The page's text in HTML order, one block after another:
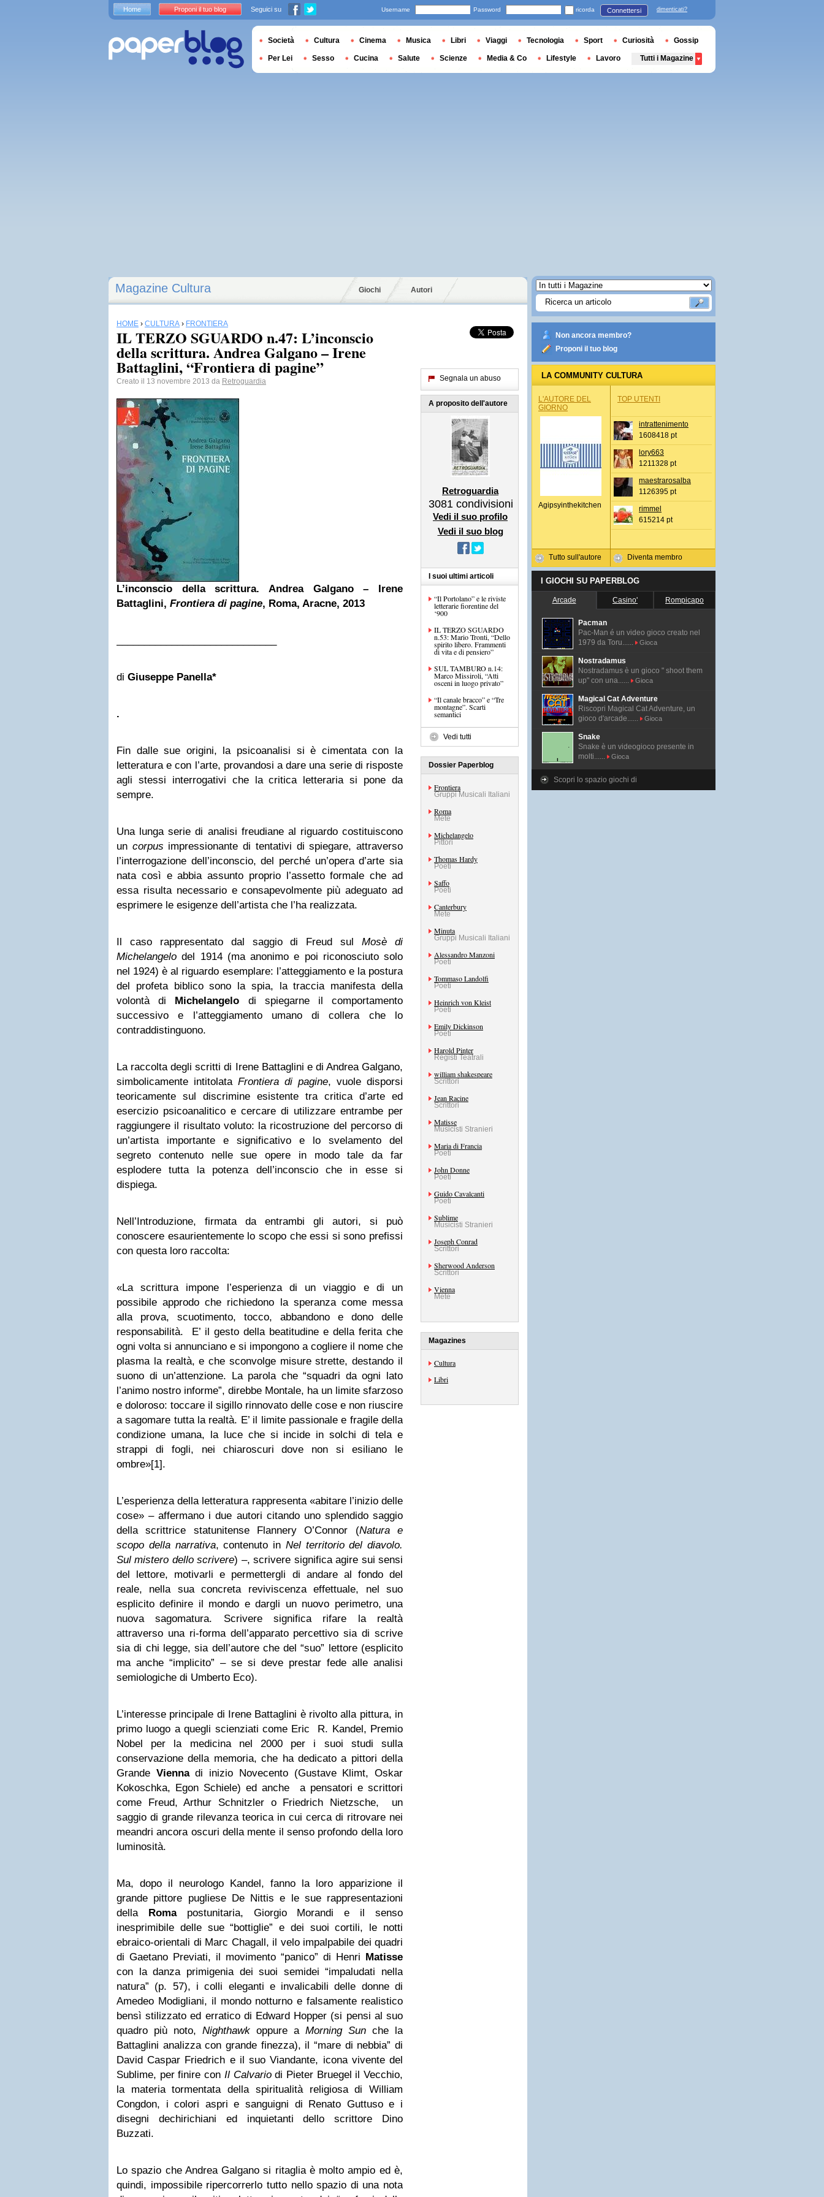
Magazine Cultura Giochi Autori
HOME › CULTURA › FRONTIERA
IL TERZO SGUARDO n.47: L’inconscio
della scrittura. Andrea Galgano – Irene
Battaglini, “Frontiera di pagine”
Creato il 13 novembre 2013 da Retroguardia
L’inconscio della scrittura. Andrea Galgano – Irene
Battaglini, Frontiera di pagine, Roma, Aracne, 2013
di Giuseppe Panella*
.
Fin dalle sue origini, la psicoanalisi si è cimentata con la
letteratura e con l’arte, provandosi a dare una serie di risposte
agli stessi interrogativi che la critica letteraria si pone da
sempre.
Una lunga serie di analisi freudiane al riguardo costituiscono
un corpus impressionante di tentativi di spiegare, attraverso
l’interrogazione dell’inconscio, del perché un’opera d’arte sia
nata così e abbia assunto proprio l’assetto formale che ad
essa risulta necessario e consapevolmente più adeguato ad
esprimere le esigenze dell’artista che l’ha realizzata.
Il caso rappresentato dal saggio di Freud sulMosè di
Michelangelo del 1914 (ma anonimo e poi riconosciuto solo
nel 1924) è al riguardo esemplare: l’atteggiamento e la postura
del profeta biblico sono la spia, la traccia manifesta della
volontà di Michelangelo di spiegarne il comportamento
successivo e l’atteggiamento umano di collera che lo
contraddistinguono.
La raccolta degli scritti di Irene Battaglini e di Andrea Galgano,
simbolicamente intitolata Frontiera di pagine, vuole disporsi
teoricamente sul discrimine esistente tra critica d’arte ed
esercizio psicoanalitico e cercare di utilizzare entrambe per
raggiungere il risultato voluto: la ricostruzione del percorso di
un’artista importante e significativo e lo svelamento del
segreto contenuto nelle sue opere in modo tale da far
esplodere tutta la potenza dell’inconscio che in esse si
dispiega.
Nell’Introduzione, firmata da entrambi gli autori, si può
conoscere esaurientemente lo scopo che essi si sono prefissi
con questa loro raccolta:
«La scrittura impone l’esperienza di un viaggio e di un
possibile approdo che richiedono la speranza come messa
alla prova, scuotimento, tocco, abbandono e dono delle
responsabilità. E’ il gesto della beatitudine e della ferita che
ogni volta si annunciano e si impongono a cogliere il nome che
plasma la realtà, e che sconvolge misure strette, destando il
suono di un’attenzione. La parola che “squadri da ogni lato
l’animo nostro informe”, direbbe Montale, ha un limite sfarzoso
e doloroso: toccare il sigillo rinnovato delle cose e non riuscire
a sagomare tutta la realtà. E’ il limite passionale e fragile della
condizione umana, la luce che si incide in solchi di tela e
strappi di fogli, nei chiaroscuri dove non si esiliano le
ombre»[1].
L’esperienza della letteratura rappresenta «abitare l’inizio delle
cose» – affermano i due autori citando uno splendido saggio
della scrittrice statunitense Flannery O’Connor (Natura e
scopo della narrativa, contenuto in Nel territorio del diavolo.
Sul mistero dello scrivere) –, scrivere significa agire sui sensi
del lettore, motivarli e permettergli di andare al fondo del
reale, nella sua concreta reviviscenza effettuale, nel suo
esplicito definire il mondo e dargli un nuovo perimetro, una
nuova sagomatura. Scrivere significa rifare la realtà
attraverso una ri-forma dell’apparato percettivo sia di scrive
sia di chi legge, sia dell’autore che del “suo” lettore (esplicito
ma anche “implicito” – se si deve prestar fede alle analisi
semiologiche di Umberto Eco).
L’interesse principale di Irene Battaglini è rivolto alla pittura, in
primo luogo a quegli scienziati come Eric R. Kandel, Premio
Nobel per la medicina nel 2000 per i suoi studi sulla
conservazione della memoria, che ha dedicato a pittori della
Grande Viennadi inizio Novecento (Gustave Klimt, Oskar
Kokoschka, Egon Schiele) ed anche a pensatori e scrittori
come Freud, Arthur Schnitzler o Friedrich Nietzsche, un
saggio di grande rilevanza teorica in cui cerca di ritrovare nei
meandri ancora oscuri della mente il senso profondo della loro
luminosità.
Ma, dopo il neurologo Kandel, fanno la loro apparizione il
grande pittore pugliese De Nittis e le sue rappresentazioni
della Romapostunitaria, Giorgio Morandi e il senso
inesprimibile delle sue “bottiglie” e dei suoi cortili, le notti
ebraico-orientali di Marc Chagall, il velo impalpabile dei quadri
di Gaetano Previati, il movimento “panico” di Henri Matisse
con la danza primigenia dei suoi semidei “impaludati nella
natura” (p. 57), i colli eleganti e invalicabili delle donne di
Amedeo Modigliani, il mondo notturno e falsamente realistico
bensì stilizzato ed erratico di Edward Hopper (si pensi al suo
quadro più noto, Nighthawk oppure aMorning Sun che la
Battaglini analizza con grande finezza), il “mare di nebbia” di
David Caspar Friedrich e il suo Viandante, icona vivente del
Sublime, per finire con Il Calvariodi Pieter Bruegel il Vecchio,
la materia tormentata della spiritualità religiosa di William
Congdon, i colori aspri e sanguigni di Renato Guttuso e i
disegni dechirichiani ed inquietanti dello scrittore Dino
Buzzati.
Lo spazio che Andrea Galgano si ritaglia è molto ampio ed è,
quindi, impossibile ripercorrerlo tutto nello spazio di una nota
Segnala un abuso
A proposito dell'autore
Retroguardia
3081 condivisioni
Vedi il suo profilo
Vedi il suo blog
I suoi ultimi articoli
“Il Portolano” e le riviste
letterarie fiorentine del
‘900
IL TERZO SGUARDO
n.53: Mario Tronti, “Dello
spirito libero. Frammenti
di vita e di pensiero”
SUL TAMBURO n.14:
Marco Missiroli, “Atti
osceni in luogo privato”
“Il canale bracco” e “Tre
montagne”. Scarti
semantici
Vedi tutti
Dossier Paperblog
Frontiera
Gruppi Musicali Italiani
Roma
Mete
Michelangelo
Pittori
Thomas Hardy
Poeti
Saffo
Poeti
Canterbury
Mete
Minuta
Gruppi Musicali Italiani
Alessandro Manzoni
Poeti
Tommaso Landolfi
Poeti
Heinrich von Kleist
Poeti
Emily Dickinson
Poeti
Harold Pinter
Registi Teatrali
william shakespeare
Scrittori
Jean Racine
Scrittori
Matisse
Musicisti Stranieri
Maria di Francia
Poeti
John Donne
Poeti
Guido Cavalcanti
Poeti
Sublime
Musicisti Stranieri
Joseph Conrad
Scrittori
Sherwood Anderson
Scrittori
Vienna
Mete
Magazines
Cultura
Libri
Non ancora membro?
Proponi il tuo blog
LA COMMUNITY CULTURA
L'AUTORE DEL
GIORNO
Agipsyinthekitchen
Tutto sull'autore
TOP UTENTI
intrattenimento
1608418 pt
lory663
1211328 pt
maestrarosalba
1126395 pt
rimmel
615214 pt
Diventa membro
I GIOCHI SU PAPERBLOG
Arcade Casino' Rompicapo
Pacman
Pac-Man é un video gioco creato nel
1979 da Toru......
Gioca
Nostradamus
Nostradamus è un gioco " shoot them
up" con una......
Gioca
Magical Cat Adventure
Riscopri Magical Cat Adventure, un
gioco d'arcade......
Gioca
Snake
Snake è un videogioco presente in
molti......
Gioca
Scopri lo spazio giochi di
Home Proponi il tuo blog Seguici su Username Password ricorda Connettersi dimenticati?
Società Cultura Cinema Musica Libri Viaggi Tecnologia Sport Curiosità Gossip
Per Lei Sesso Cucina Salute Scienze Media & Co Lifestyle Lavoro Tutti i Magazine